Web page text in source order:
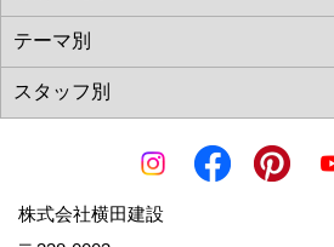
株式会社横田建設